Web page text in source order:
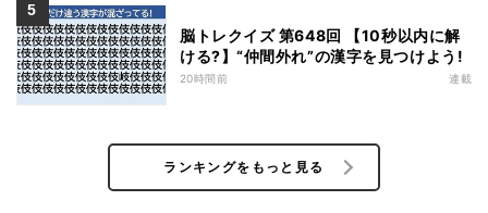
脳トレクイズ 第648回 【10秒以内に解
ける?】“仲間外れ”の漢字を見つけよう!
20時間前 連載
ランキングをもっと見る